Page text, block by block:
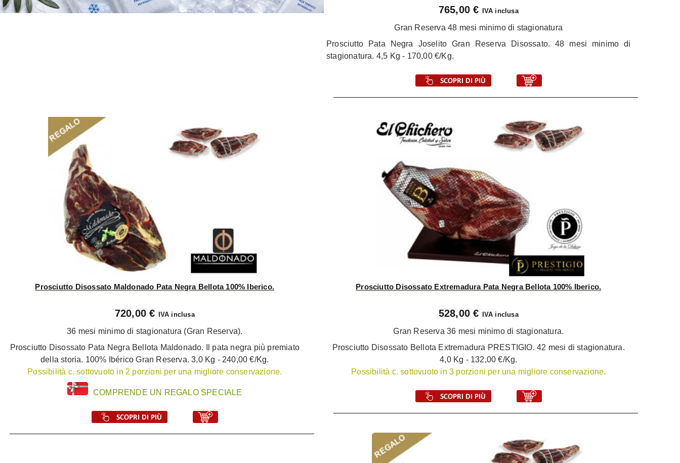
765,00 € IVA inclusa
Gran Reserva 48 mesi minimo di stagionatura
Prosciutto Pata Negra Joselito Gran Reserva Disossato. 48 mesi minimo di
stagionatura. 4,5 Kg - 170,00 €/Kg.
Prosciutto Disossato Maldonado Pata Negra Bellota 100% Iberico.
720,00 € IVA inclusa
36 mesi minimo di stagionatura (Gran Reserva).
Prosciutto Disossato Pata Negra Bellota Maldonado. Il pata negra più premiato
della storia. 100% Ibérico Gran Reserva. 3,0 Kg - 240,00 €/Kg.
Possibilità c. sottovuoto in 2 porzioni per una migliore conservazione.
COMPRENDE UN REGALO SPECIALE
Prosciutto Disossato Extremadura Pata Negra Bellota 100% Iberico.
528,00 € IVA inclusa
Gran Reserva 36 mesi minimo di stagionatura.
Prosciutto Disossato Bellota Extremadura PRESTIGIO. 42 mesi di stagionatura.
4,0 Kg - 132,00 €/Kg.
Possibilità c. sottovuoto in 3 porzioni per una migliore conservazione.